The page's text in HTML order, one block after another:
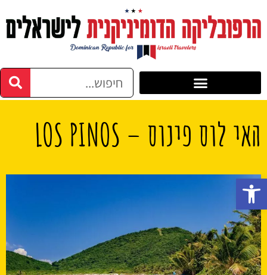
האי לוס פינוס – LOS PINOS
פתח סרגל נגישות